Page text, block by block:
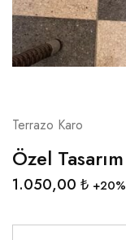
Terrazo Karo
Özel
1.050,00 ₺